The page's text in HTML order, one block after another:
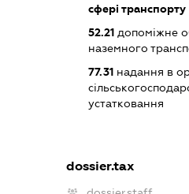
сфері транспорту
52.21допоміжне
наземного
77.31надання в
устатковання
dossier.tax